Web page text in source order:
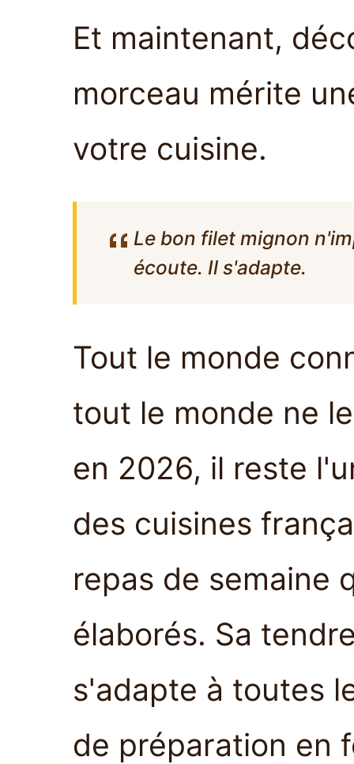
Et maintenant,
morceau mérite
votre cuisine.
Le bon filet mignon
écoute. Il s'adapte.
Tout le monde
tout le monde ne
en 2026, il reste
des cuisines
repas de semaine
élaborés. Sa
s'adapte à toutes
de préparation en